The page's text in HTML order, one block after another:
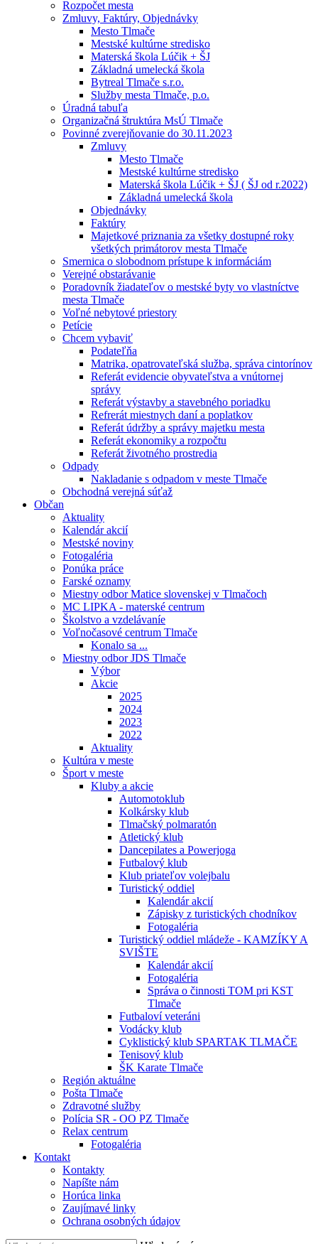
Rozpočet mesta
Zmluvy, Faktúry, Objednávky
Mesto Tlmače
Mestské kultúrne stredisko
Materská škola Lúčik + ŠJ
Základná umelecká škola
Bytreal Tlmače s.r.o.
Služby mesta Tlmače, p.o.
Úradná tabuľa
Organizačná štruktúra MsÚ Tlmače
Povinné zverejňovanie do 30.11.2023
Zmluvy
Mesto Tlmače
Mestské kultúrne stredisko
Materská škola Lúčik + ŠJ ( ŠJ od r.2022)
Základná umelecká škola
Objednávky
Faktúry
Majetkové priznania za všetky dostupné roky
všetkých primátorov mesta Tlmače
Smernica o slobodnom prístupe k informáciám
Verejné obstarávanie
Poradovník žiadateľov o mestské byty vo vlastníctve
mesta Tlmače
Voľné nebytové priestory
Petície
Chcem vybaviť
Podateľňa
Matrika, opatrovateľská služba, správa cintorínov
Referát evidencie obyvateľstva a vnútornej
správy
Referát výstavby a stavebného poriadku
Refrerát miestnych daní a poplatkov
Referát údržby a správy majetku mesta
Referát ekonomiky a rozpočtu
Referát životného prostredia
Odpady
Nakladanie s odpadom v meste Tlmače
Obchodná verejná súťaž
Občan
Aktuality
Kalendár akcií
Mestské noviny
Fotogaléria
Ponúka práce
Farské oznamy
Miestny odbor Matice slovenskej v Tlmačoch
MC LIPKA - materské centrum
Školstvo a vzdelávaníe
Voľnočasové centrum Tlmače
Konalo sa ...
Miestny odbor JDS Tlmače
Výbor
Akcie
2025
2024
2023
2022
Aktuality
Kultúra v meste
Šport v meste
Kluby a akcie
Automotoklub
Kolkársky klub
Tlmačský polmaratón
Atletický klub
Dancepilates a Powerjoga
Futbalový klub
Klub priateľov volejbalu
Turistický oddiel
Kalendár akcií
Zápisky z turistických chodníkov
Fotogaléria
Turistický oddiel mládeže - KAMZÍKY A
SVIŠTE
Kalendár akcií
Fotogaléria
Správa o činnosti TOM pri KST
Tlmače
Futbaloví veteráni
Vodácky klub
Cyklistický klub SPARTAK TLMAČE
Tenisový klub
ŠK Karate Tlmače
Región aktuálne
Pošta Tlmače
Zdravotné služby
Polícia SR - OO PZ Tlmače
Relax centrum
Fotogaléria
Kontakt
Kontakty
Napíšte nám
Horúca linka
Zaujímavé linky
Ochrana osobných údajov